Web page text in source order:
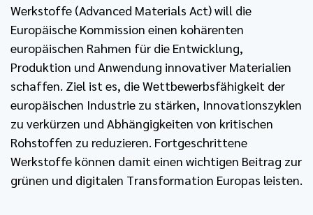
Werkstoffe (Advanced Materials Act) will die
Europäische Kommission einen kohärenten
europäischen Rahmen für die Entwicklung,
Produktion und Anwendung innovativer Materialien
schaffen. Ziel ist es, die Wettbewerbsfähigkeit der
europäischen Industrie zu stärken, Innovationszyklen
zu verkürzen und Abhängigkeiten von kritischen
Rohstoffen zu reduzieren. Fortgeschrittene
Werkstoffe können damit einen wichtigen Beitrag zur
grünen und digitalen Transformation Europas leisten.